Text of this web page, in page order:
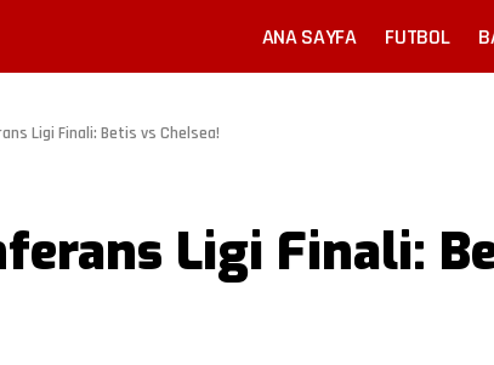
ANA SAYFA FUTBOL
Ligi Finali: Betis vs Chelsea!
Ligi Finali: